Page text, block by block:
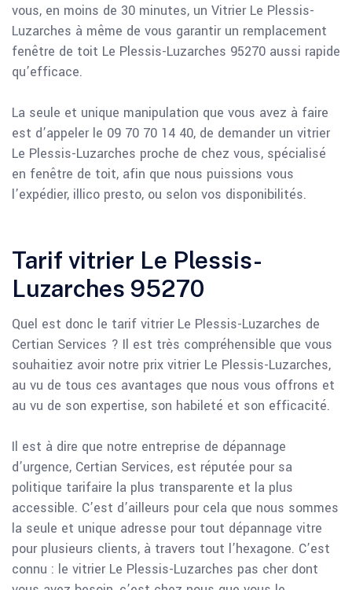
vous, en moins de 30 minutes, un Vitrier Le Plessis-
Luzarches à même de vous garantir un remplacement
fenêtre de toit Le Plessis-Luzarches 95270 aussi rapide
qu’efficace.
La seule et unique manipulation que vous avez à faire
est d’appeler le 09 70 70 14 40, de demander un vitrier
Le Plessis-Luzarches proche de chez vous, spécialisé
en fenêtre de toit, afin que nous puissions vous
l’expédier, illico presto, ou selon vos disponibilités.
Tarif vitrier Le Plessis-
Luzarches 95270
Quel est donc le tarif vitrier Le Plessis-Luzarches de
Certian Services ? Il est très compréhensible que vous
souhaitiez avoir notre prix vitrier Le Plessis-Luzarches,
au vu de tous ces avantages que nous vous offrons et
au vu de son expertise, son habileté et son efficacité.
Il est à dire que notre entreprise de dépannage
d’urgence, Certian Services, est réputée pour sa
politique tarifaire la plus transparente et la plus
accessible. C’est d’ailleurs pour cela que nous sommes
la seule et unique adresse pour tout dépannage vitre
pour plusieurs clients, à travers tout l’hexagone. C’est
connu : le vitrier Le Plessis-Luzarches pas cher dont